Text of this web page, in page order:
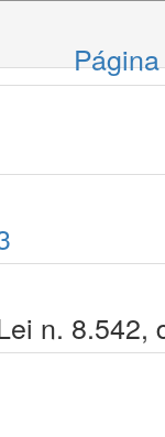
n. 8.542,